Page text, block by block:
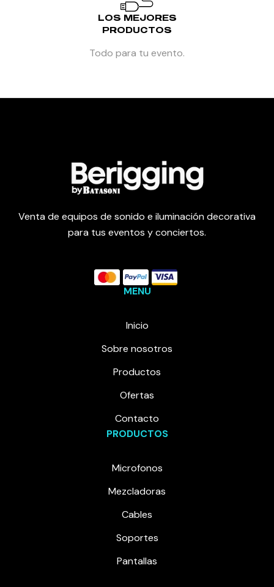
LOS MEJORES
PRODUCTOS
Todo para tu evento.
Venta de equipos de sonido e iluminación decorativa
para tus eventos y conciertos.
MENU
Inicio
Sobre nosotros
Productos
Ofertas
Contacto
PRODUCTOS
Microfonos
Mezcladoras
Cables
Soportes
Pantallas